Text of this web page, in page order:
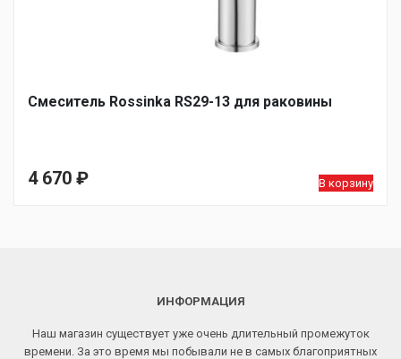
Смеситель Rossinka RS29-13 для раковины
4 670 ₽ В корзину
ИНФОРМАЦИЯ
Наш магазин существует уже очень длительный промежуток
времени. За это время мы побывали не в самых благоприятных